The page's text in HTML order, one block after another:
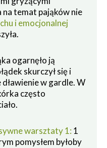
na temat pająków nie
i emocjonalnej
ogarnęło ją
skurczył się i
dławienie w gardle. W
często
warsztaty 1: 1
pomysłem byłoby